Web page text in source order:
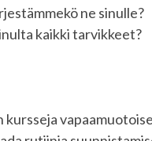
ne sinulle?
kaikki tarvikkeet?